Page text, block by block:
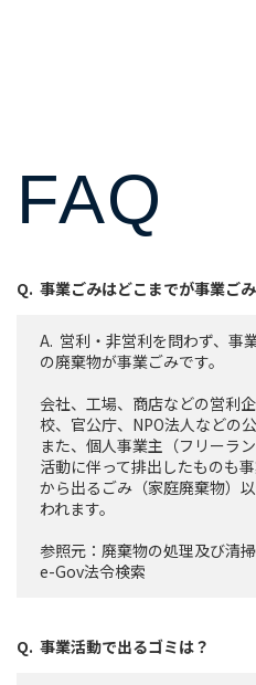
FAQ
事業ごみはどこまでが事業ご
営利・非営利を問わず、事
の廃棄物が事業ごみです。
会社、工場、商店などの営利
校、官公庁、NPO法人などの
また、個人事業主（フリーラ
活動に伴って排出したものも
から出るごみ（家庭廃棄物）
われます。
参照元： 廃棄物の処理及び清
e-Gov法令検索
事業活動で出るゴミは？